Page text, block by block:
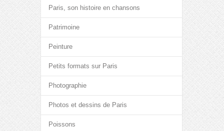
Paris, son histoire en chansons
Patrimoine
Peinture
Petits formats sur Paris
Photographie
Photos et dessins de Paris
Poissons